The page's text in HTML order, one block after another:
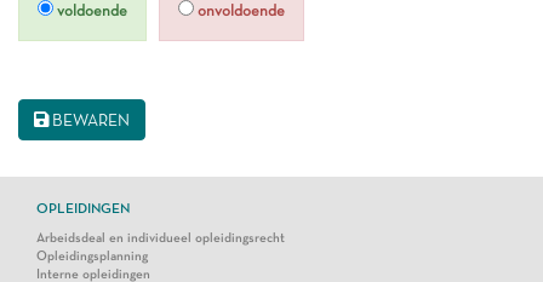
voldoende onvoldoende
BEWAREN
OPLEIDINGEN
Arbeidsdeal en individueel opleidingsrecht
Opleidingsplanning
Interne opleidingen